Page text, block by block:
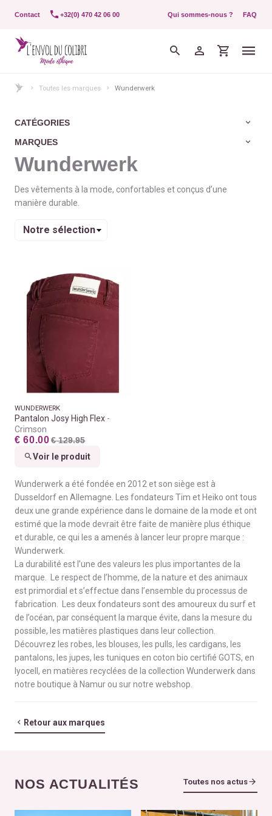
Contact +32(0) 470 42 06 00 Qui sommes-nous ? FAQ
Toutes les marques Wunderwerk
CATÉGORIES
MARQUES
Wunderwerk
Des vêtements à la mode, confortables et conçus d’une
manière durable.
Trier
WUNDERWERK
Pantalon Josy High Flex
Crimson
€ 60.00 € 129.95
Voir le produit
Wunderwerk a été fondée en 2012 et son siège est à
Dusseldorf en Allemagne. Les fondateurs Tim et Heiko ont tous
deux une grande expérience dans le domaine de la mode et ont
estimé que la mode devrait être faite de manière plus éthique
et durable, ce qui les a amenés à lancer leur propre marque :
Wunderwerk.
La durabilité est l’une des valeurs les plus importantes de la
marque. Le respect de l’homme, de la nature et des animaux
est primordial et s’effectue dans l’ensemble du processus de
fabrication. Les deux fondateurs sont des amoureux du surf et
de l’océan, par conséquent la marque évite, dans la mesure du
possible, les matières plastiques dans leur collection.
Découvrez les robes, les blouses, les pulls, les cardigans, les
pantalons, les jupes, les tuniques en coton bio certifié GOTS, en
lyocell, en matières recyclées de la collection Wunderwerk dans
notre boutique à Namur ou sur notre webshop.
Retour aux marques
NOS ACTUALITÉS Toutes nos actus